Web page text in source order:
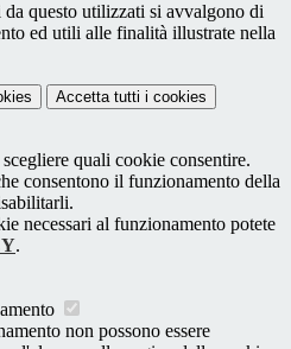
questo utilizzati si avvalgono di
ed utili alle finalità illustrate nella
Accetta tutti i cookies
quali cookie consentire.
consentono il funzionamento della
necessari al funzionamento potete
.
non possono essere